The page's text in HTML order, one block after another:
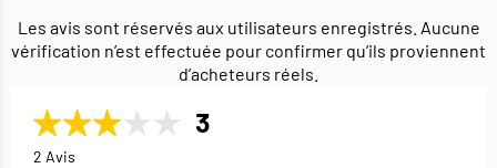
Les avis sont réservés aux utilisateurs enregistrés. Aucune
vérification n’est effectuée pour confirmer qu’ils proviennent
d’acheteurs réels.
3
2 Avis